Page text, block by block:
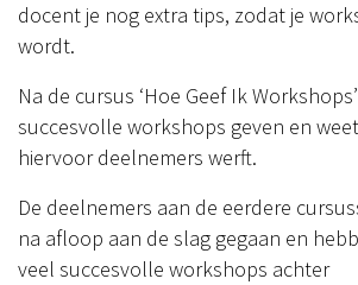
docent je nog extra tips, zodat je
wordt.
Na de cursus ‘Hoe Geef Ik
succesvolle workshops geven en
hiervoor deelnemers werft.
De deelnemers aan de eerdere
na afloop aan de slag gegaan en
veel succesvolle workshops achter